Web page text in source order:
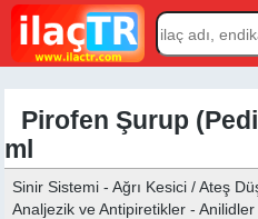
Pirofen Şurup
ml
Sinir Sistemi - Ağrı Kesici / Ateş
Analjezik ve Antipiretikler -